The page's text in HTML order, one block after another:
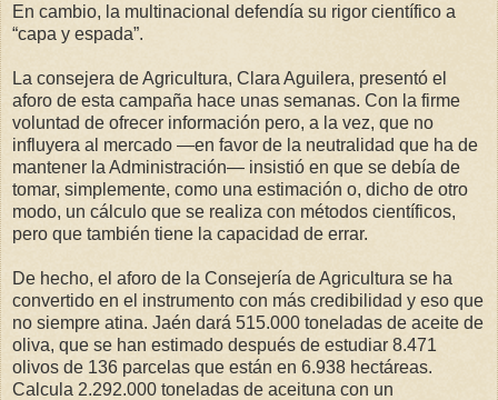
En cambio, la multinacional defendía su rigor científico a
“capa y espada”.
La consejera de Agricultura, Clara Aguilera, presentó el
aforo de esta campaña hace unas semanas. Con la firme
voluntad de ofrecer información pero, a la vez, que no
influyera al mercado —en favor de la neutralidad que ha de
mantener la Administración— insistió en que se debía de
tomar, simplemente, como una estimación o, dicho de otro
modo, un cálculo que se realiza con métodos científicos,
pero que también tiene la capacidad de errar.
De hecho, el aforo de la Consejería de Agricultura se ha
convertido en el instrumento con más credibilidad y eso que
no siempre atina. Jaén dará 515.000 toneladas de aceite de
oliva, que se han estimado después de estudiar 8.471
olivos de 136 parcelas que están en 6.938 hectáreas.
Calcula 2.292.000 toneladas de aceituna con un